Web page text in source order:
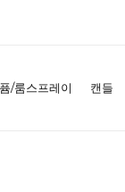
/룸스프레이 캔들